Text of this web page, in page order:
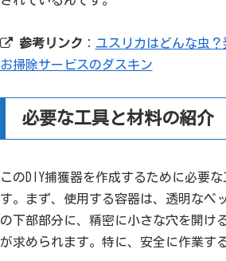
参考リンク ： ユスリカはどんな虫
お掃除サービスのダスキン
必要な工具と材料の紹介
このDIY捕獲器を作成するために必要
す。まず、使用する容器は、透明なペ
の下部部分に、精密に小さな穴を開け
が求められます。特に、安全に作業す